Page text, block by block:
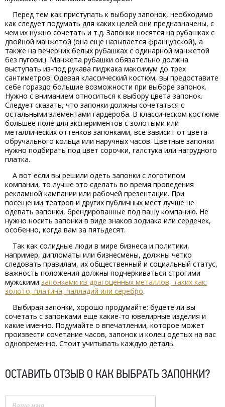
Перед тем как приступать к выбору запонок, необходимо
как следует подумать для каких целей они предназначены, с
чем их нужно сочетать и т.д. Запонки носятся на рубашках с
двойной манжетой (она еще называется французской), а
также на вечерних белых рубашках с одинарной манжетой
без пуговиц. Манжета рубашки обязательно должна
выступать из-под рукава пиджака максимум до трех
сантиметров. Одевая классический костюм, вы предоставите
себе гораздо большие возможности при выборе запонок.
Нужно с вниманием относиться к выбору цвета запонок.
Следует сказать, что запонки должны сочетаться с
остальными элементами гардероба. В классическом костюме
большее поле для экспериментов с золотыми или
металлических оттенков запонками, все зависит от цвета
обручального кольца или наручных часов. Цветные запонки
нужно подбирать под цвет сорочки, галстука или нагрудного
платка.
А вот если вы решили одеть запонки с логотипом
компании, то лучше это сделать во время проведения
рекламной кампании или рабочей презентации. При
посещении театров и других публичных мест лучше не
одевать запонки, брендированные под вашу компанию. Не
нужно носить запонки в виде знаков зодиака или сердечек,
особенно, когда вам за пятьдесят.
Так как солидные люди в мире бизнеса и политики,
например, дипломаты или бизнесмены, должны четко
следовать правилам, их общественный и социальный статус,
важность положения должны подчеркиваться строгими
мужскими запонками из драгоценных металлов, таких как:
золото, платина, палладий или серебро.
Выбирая запонки, хорошо продумайте: будете ли вы
сочетать с запонками еще какие-то ювелирные изделия и
какие именно. Подумайте о впечатлении, которое может
произвести сочетание часов, запонок и колец одетых на вас
одновременно. Стоит учитывать каждую деталь.
ОСТАВИТЬ ОТЗЫВ О КАК ВЫБРАТЬ ЗАПОНКИ?